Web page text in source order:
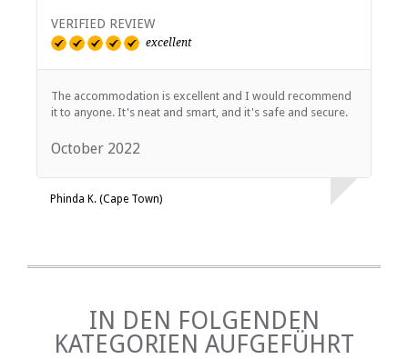
VERIFIED REVIEW
excellent
The accommodation is excellent and I would recommend
it to anyone. It's neat and smart, and it's safe and secure.
October 2022
Phinda K. (Cape Town)
IN DEN FOLGENDEN
KATEGORIEN AUFGEFÜHRT